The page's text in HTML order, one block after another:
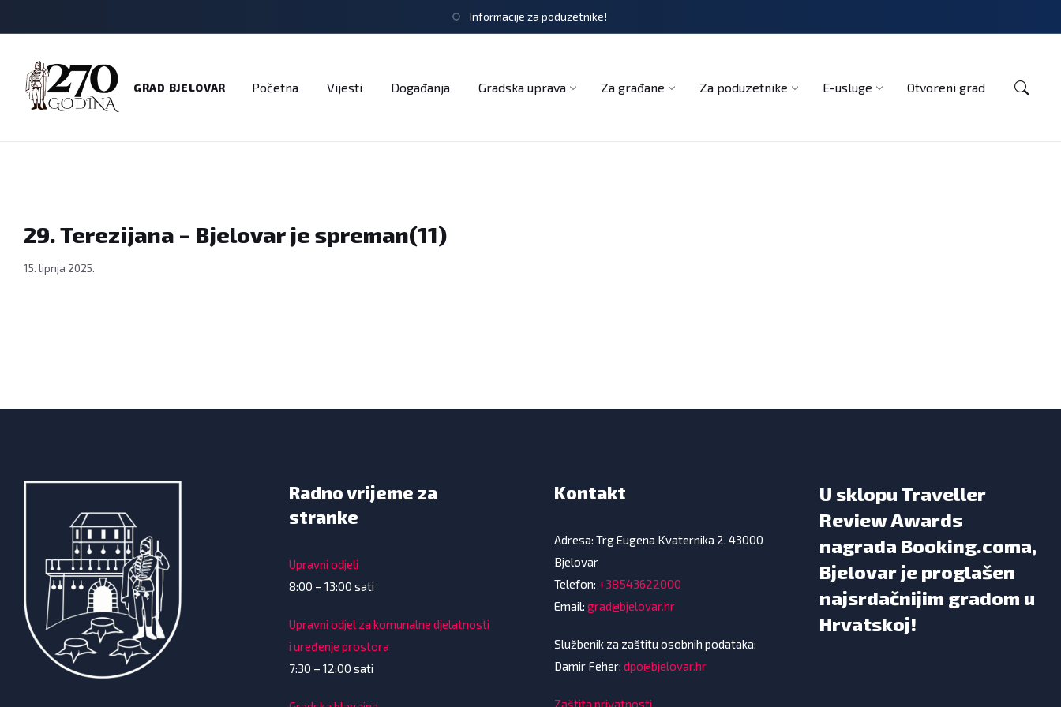
Informacije za poduzetnike!
GRAD BJELOVAR Početna Vijesti Događanja Gradska uprava Za građane Za poduzetnike E-usluge Otvoreni grad
29. Terezijana – Bjelovar je spreman(11)
15. lipnja 2025.
Radno vrijeme za
stranke
Upravni odjeli
8:00 – 13:00 sati
Upravni odjel za komunalne djelatnosti
i uređenje prostora
7:30 – 12:00 sati
Kontakt
Adresa: Trg Eugena Kvaternika 2, 43000
Bjelovar
Telefon: +38543622000
Email: grad@bjelovar.hr
Službenik za zaštitu osobnih podataka:
Damir Feher: dpo@bjelovar.hr
U sklopu Traveller
Review Awards
nagrada Booking.coma,
Bjelovar je proglašen
najsrdačnijim gradom u
Hrvatskoj!